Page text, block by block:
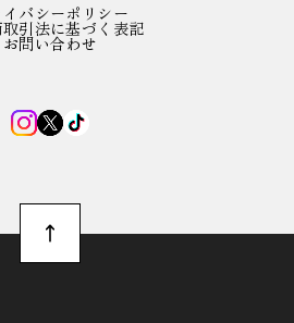
イバシーポリシー
引法に基づく表記
お問い合わせ